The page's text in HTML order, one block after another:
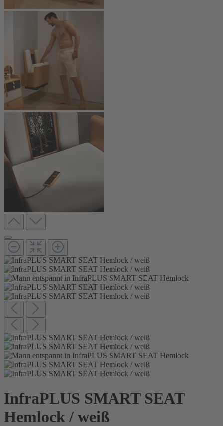
InfraPLUS SMART SEAT
Hemlock / weiß